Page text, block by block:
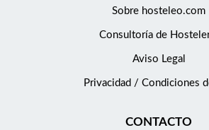
Sobre hosteleo.com
Consultoría de
Aviso Legal
Privacidad / Condiciones
CONTACTO